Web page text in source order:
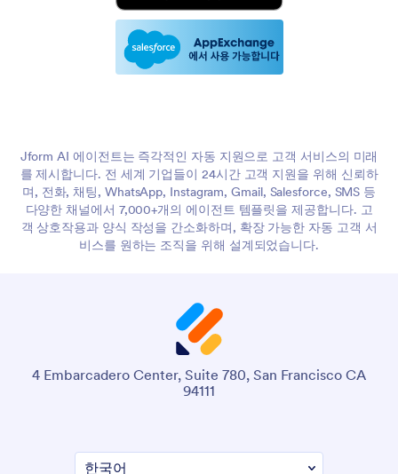
Jform AI 에이전트는 즉각적인 자동 지원으로 고객 서비스의 미래
를 제시합니다. 전 세계 기업들이 24시간 고객 지원을 위해 신뢰하
며, 전화, 채팅, WhatsApp, Instagram, Gmail, Salesforce, SMS 등
다양한 채널에서 7,000+개의 에이전트 템플릿을 제공합니다. 고
객 상호작용과 양식 작성을 간소화하며, 확장 가능한 자동 고객 서
비스를 원하는 조직을 위해 설계되었습니다.
4 Embarcadero Center, Suite 780, San Francisco CA
94111